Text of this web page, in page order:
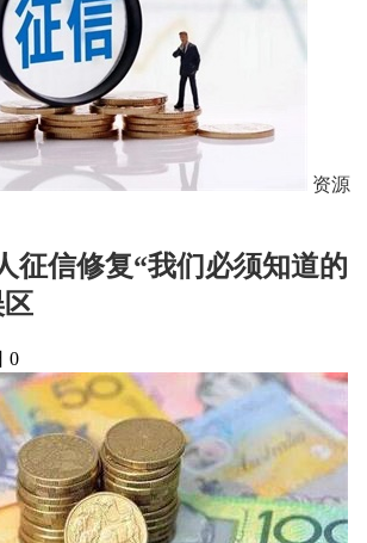
资源
征信修复“我们必须知道的
0